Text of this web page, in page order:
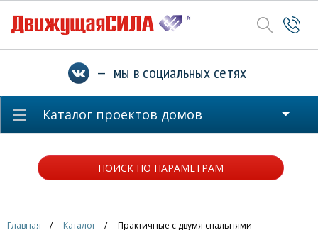
— мы в социальных сетях
Каталог проектов домов
ПОИСК ПО ПАРАМЕТРАМ
Главная Каталог Практичные с двумя спальнями